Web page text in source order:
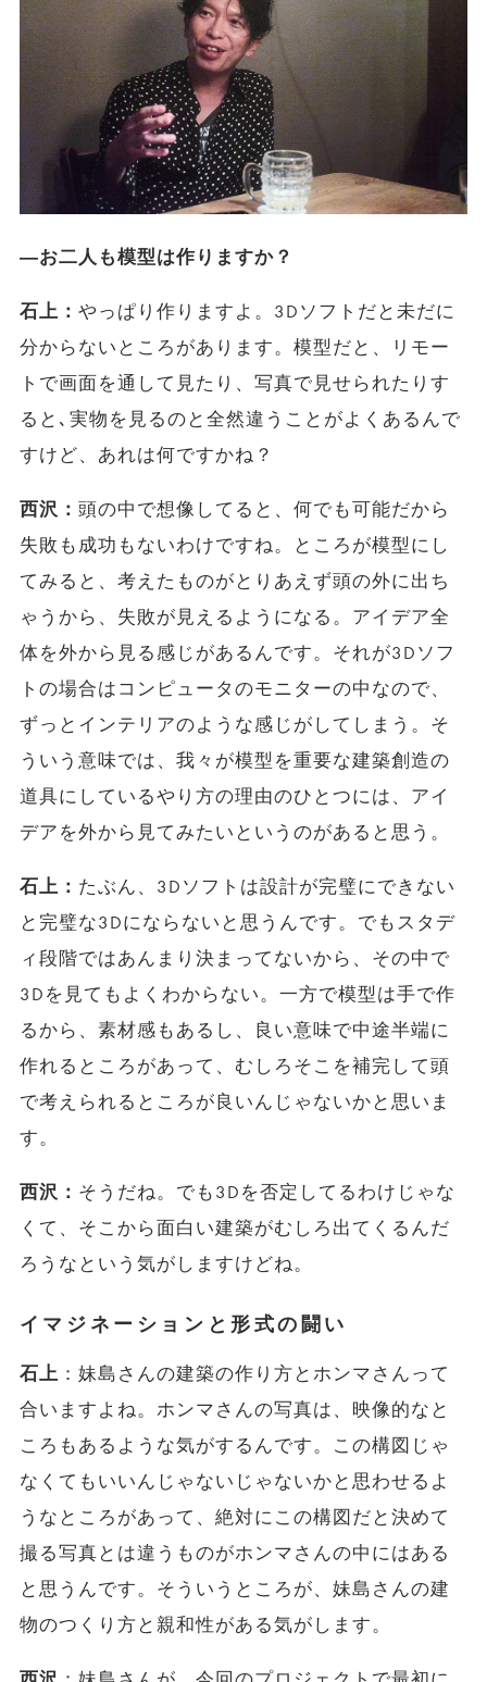
―お二人も模型は作りますか？
石上： やっぱり作りますよ。3Dソフトだと未だに
分からないところがあります。模型だと、リモー
トで画面を通して見たり、写真で見せられたりす
ると､実物を見るのと全然違うことがよくあるんで
すけど、あれは何ですかね？
西沢： 頭の中で想像してると、何でも可能だから
失敗も成功もないわけですね。ところが模型にし
てみると、考えたものがとりあえず頭の外に出ち
ゃうから、失敗が見えるようになる。アイデア全
体を外から見る感じがあるんです。それが3Dソフ
トの場合はコンピュータのモニターの中なので、
ずっとインテリアのような感じがしてしまう。そ
ういう意味では、我々が模型を重要な建築創造の
道具にしているやり方の理由のひとつには、アイ
デアを外から見てみたいというのがあると思う。
石上： たぶん、3Dソフトは設計が完璧にできない
と完璧な3Dにならないと思うんです。でもスタデ
ィ段階ではあんまり決まってないから、その中で
3Dを見てもよくわからない。一方で模型は手で作
るから、素材感もあるし、良い意味で中途半端に
作れるところがあって、むしろそこを補完して頭
で考えられるところが良いんじゃないかと思いま
す。
西沢： そうだね。でも3Dを否定してるわけじゃな
くて、そこから面白い建築がむしろ出てくるんだ
ろうなという気がしますけどね。
イマジネーションと形式の闘い
石上 ：妹島さんの建築の作り方とホンマさんって
合いますよね。ホンマさんの写真は、映像的なと
ころもあるような気がするんです。この構図じゃ
なくてもいいんじゃないじゃないかと思わせるよ
うなところがあって、絶対にこの構図だと決めて
撮る写真とは違うものがホンマさんの中にはある
と思うんです。そういうところが、妹島さんの建
物のつくり方と親和性がある気がします。